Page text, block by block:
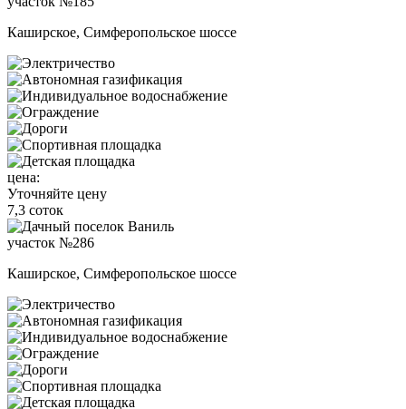
Каширское, Симферопольское шоссе
цена:
Уточняйте цену
7,3 соток
участок №286
Каширское, Симферопольское шоссе